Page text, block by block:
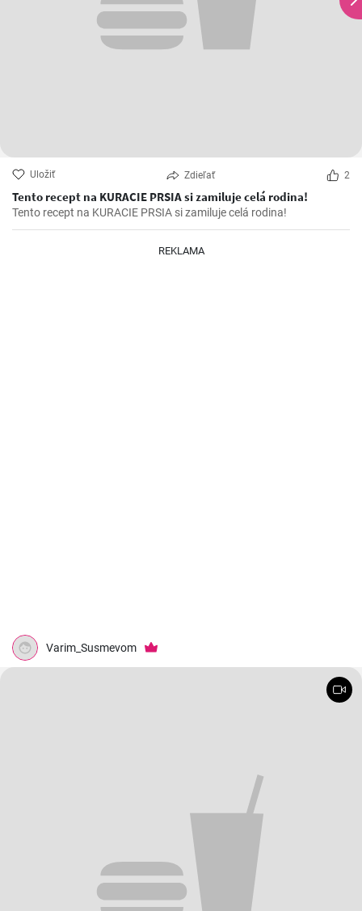
Uložiť Zdieľať 2
Tento recept na KURACIE PRSIA si zamiluje celá rodina!
Tento recept na KURACIE PRSIA si zamiluje celá rodina!
REKLAMA
Varim_Susmevom